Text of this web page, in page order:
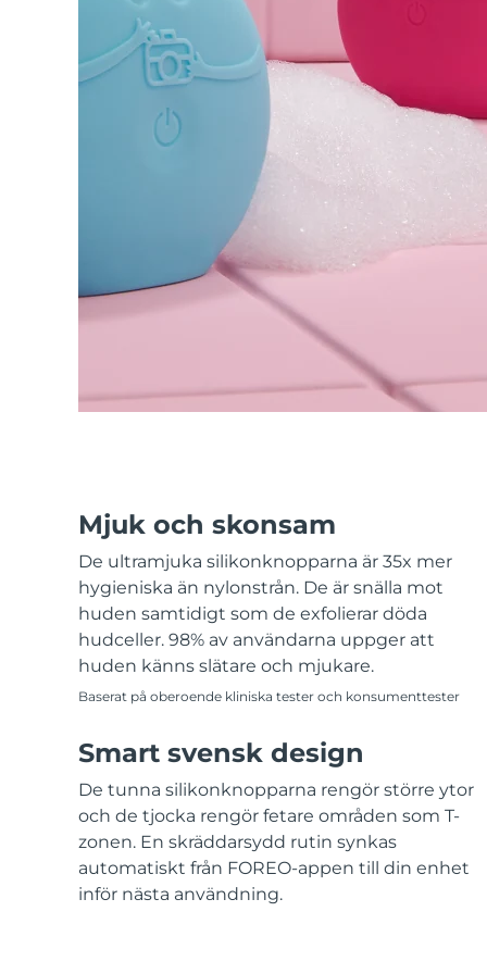
Mjuk och skonsam
De ultramjuka silikonknopparna är 35x mer
hygieniska än nylonstrån. De är snälla mot
huden samtidigt som de exfolierar döda
hudceller. 98% av användarna uppger att
huden känns slätare och mjukare.
Baserat på oberoende kliniska tester och konsumenttester
Smart svensk design
De tunna silikonknopparna rengör större ytor
och de tjocka rengör fetare områden som T-
zonen. En skräddarsydd rutin synkas
automatiskt från FOREO-appen till din enhet
inför nästa användning.